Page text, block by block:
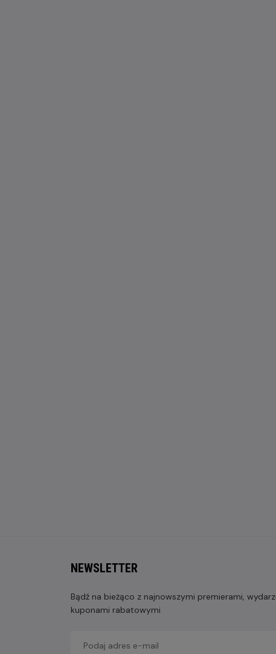
NEWSLETTER
Bądź na bieżąco z najnowszymi premierami,
kuponami rabatowymi